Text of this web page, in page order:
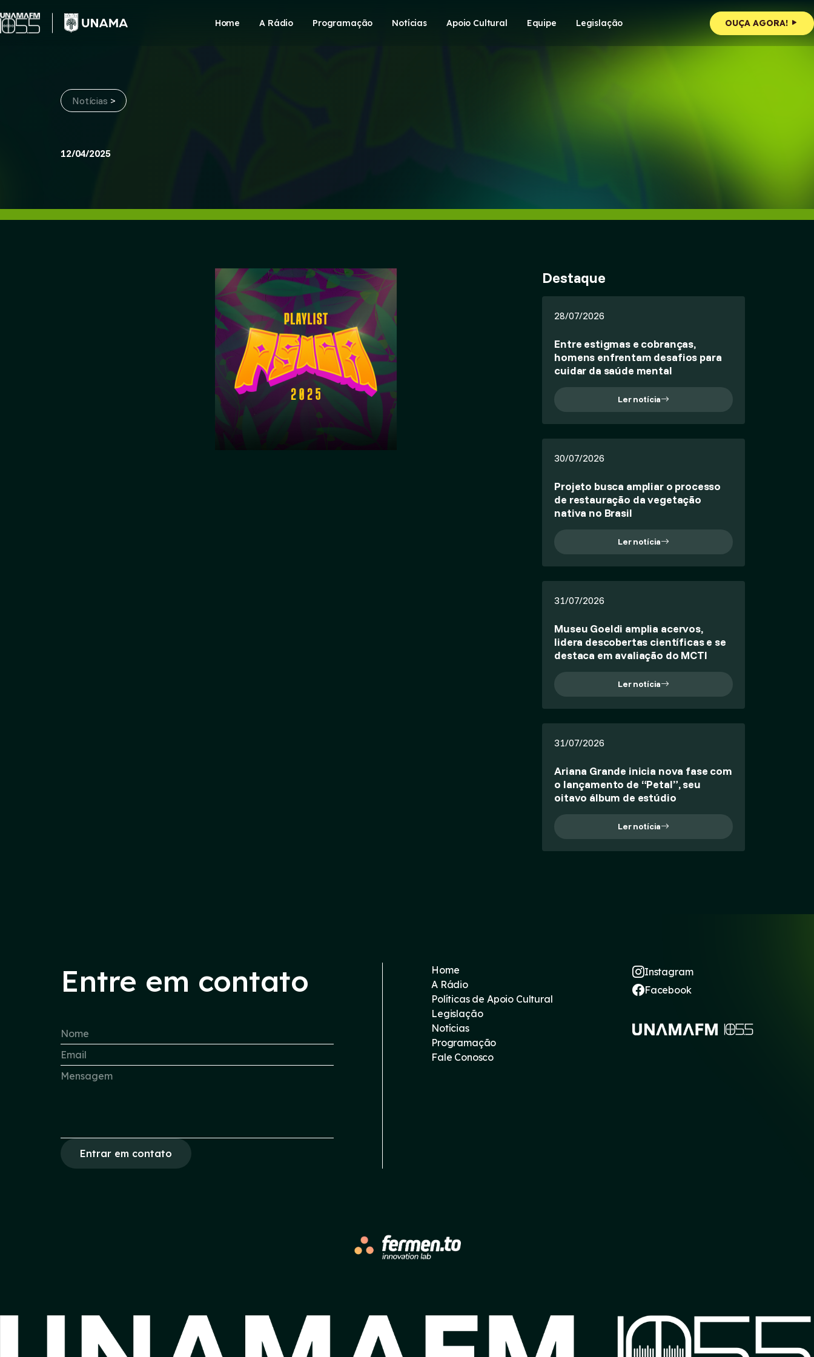
to
content
Home A Rádio Programação Notícias Apoio Cultural Equipe Legislação OUÇA AGORA!
Notícias >
12/04/2025
Destaque
28/07/2026
Entre estigmas e cobranças,
homens enfrentam desafios para
cuidar da saúde mental
Ler notícia
30/07/2026
Projeto busca ampliar o processo
de restauração da vegetação
nativa no Brasil
Ler notícia
31/07/2026
Museu Goeldi amplia acervos,
lidera descobertas científicas e se
destaca em avaliação do MCTI
Ler notícia
31/07/2026
Ariana Grande inicia nova fase com
o lançamento de “Petal”, seu
oitavo álbum de estúdio
Ler notícia
Entre em contato
Entrar em contato
Home
A Rádio
Políticas de Apoio Cultural
Legislação
Notícias
Programação
Fale Conosco
Instagram
Facebook